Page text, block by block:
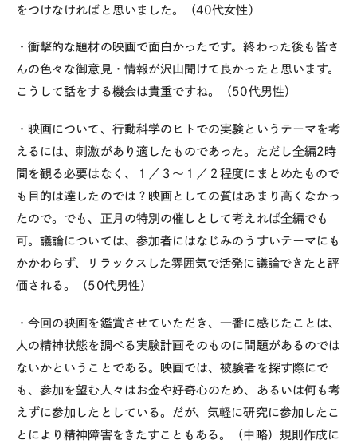
をつけなければと思いました。（40代女性）
・衝撃的な題材の映画で面白かったです。終わった後も皆さ
んの色々な御意見・情報が沢山聞けて良かったと思います。
こうして話をする機会は貴重ですね。（50代男性）
・映画について、行動科学のヒトでの実験というテーマを考
えるには、刺激があり適したものであった。ただし全編2時
間を観る必要はなく、１／３～１／２程度にまとめたもので
も目的は達したのでは？映画としての質はあまり高くなかっ
たので。でも、正月の特別の催しとして考えれば全編でも
可。議論については、参加者にはなじみのうすいテーマにも
かかわらず、リラックスした雰囲気で活発に議論できたと評
価される。（50代男性）
・今回の映画を鑑賞させていただき、一番に感じたことは、
人の精神状態を調べる実験計画そのものに問題があるのでは
ないかということである。映画では、被験者を探す際にで
も、参加を望む人々はお金や好奇心のため、あるいは何も考
えずに参加したとしている。だが、気軽に研究に参加したこ
とにより精神障害をきたすこともある。（中略）規則作成に